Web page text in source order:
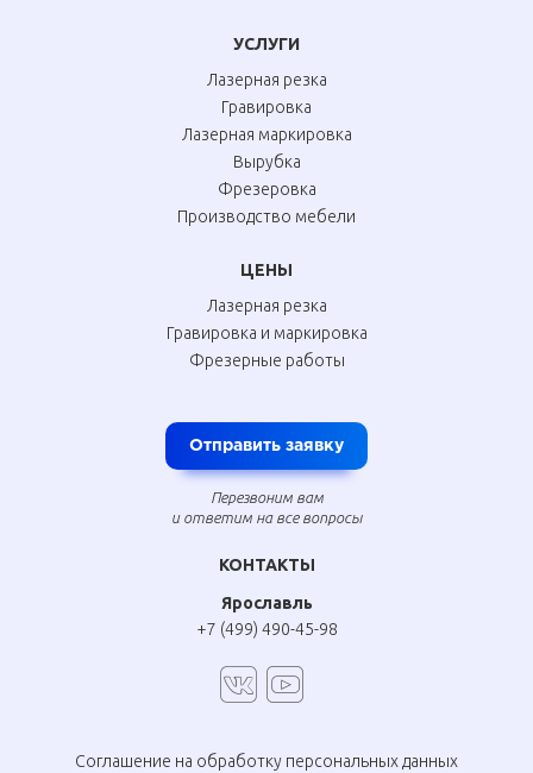
УСЛУГИ
Лазерная резка
Гравировка
Лазерная маркировка
Вырубка
Фрезеровка
Производство мебели
ЦЕНЫ
Лазерная резка
Гравировка и маркировка
Фрезерные работы
Отправить заявку
Перезвоним вам
и ответим на все вопросы
КОНТАКТЫ
Ярославль
+7 (499) 490-45-98
Соглашение на обработку персональных данных